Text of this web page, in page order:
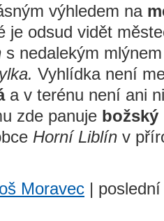
výhledem na
je odsud vidět
s nedalekým
Vyhlídka není
a v terénu není ani
zde panuje
Horní Liblín v
Moravec |